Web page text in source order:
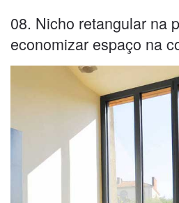
08. Nicho retangular na
economizar espaço na